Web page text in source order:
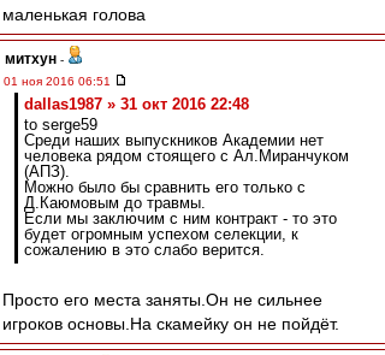
маленькая голова
митхун -
01 ноя 2016 06:51
dallas1987 » 31 окт 2016 22:48
to serge59
Среди наших выпускников Академии нет
человека рядом стоящего с Ал.Миранчуком
(АПЗ).
Можно было бы сравнить его только с
Д.Каюмовым до травмы.
Если мы заключим с ним контракт - то это
будет огромным успехом селекции, к
сожалению в это слабо верится.
Просто его места заняты.Он не сильнее
игроков основы.На скамейку он не пойдёт.